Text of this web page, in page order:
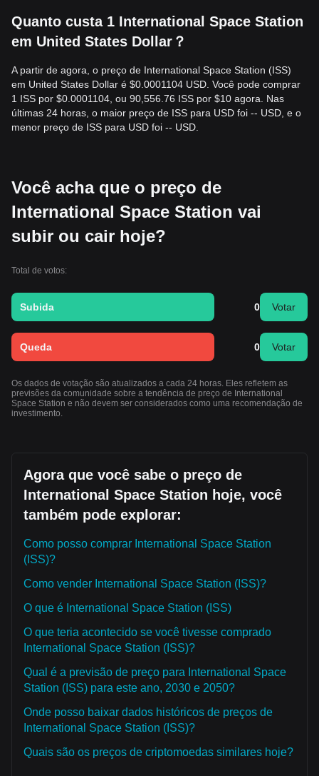
Quanto custa 1 International Space Station
em United States Dollar？
A partir de agora, o preço de International Space Station (ISS)
em United States Dollar é $0.0001104 USD. Você pode comprar
1 ISS por $0.0001104, ou 90,556.76 ISS por $10 agora. Nas
últimas 24 horas, o maior preço de ISS para USD foi -- USD, e o
menor preço de ISS para USD foi -- USD.
Você acha que o preço de
International Space Station vai
subir ou cair hoje?
Total de votos:
Subida 0 Votar
Queda 0 Votar
Os dados de votação são atualizados a cada 24 horas. Eles refletem as
previsões da comunidade sobre a tendência de preço de International
Space Station e não devem ser considerados como uma recomendação de
investimento.
Agora que você sabe o preço de
International Space Station hoje, você
também pode explorar:
Como posso comprar International Space Station
(ISS)?
Como vender International Space Station (ISS)?
O que é International Space Station (ISS)
O que teria acontecido se você tivesse comprado
International Space Station (ISS)?
Qual é a previsão de preço para International Space
Station (ISS) para este ano, 2030 e 2050?
Onde posso baixar dados históricos de preços de
International Space Station (ISS)?
Quais são os preços de criptomoedas similares hoje?